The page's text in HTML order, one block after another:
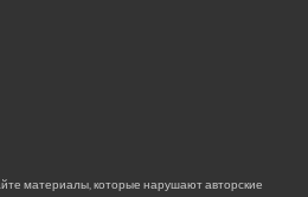
материалы, которые нарушают авторские